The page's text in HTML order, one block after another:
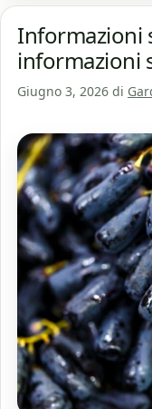
Informazioni
informazioni
Giugno 3, 2026 di